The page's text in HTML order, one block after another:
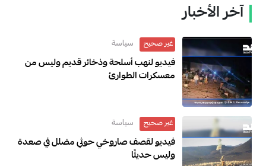
آخر الأخبار
غير صحيح سياسة
فيديو لنهب أسلحة وذخائر قديم وليس من
معسكرات الطوارئ
غير صحيح سياسة
فيديو لقصف صاروخي حوثي مضلل في صعدة
وليس حديثًا